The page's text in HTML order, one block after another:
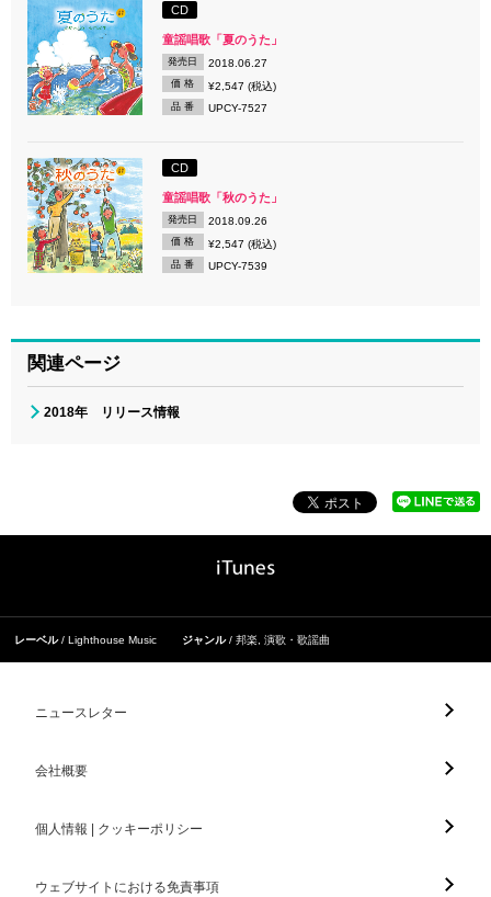
CD
童謡唱歌「夏のうた」
発売日 2018.06.27
価 格 ¥2,547 (税込)
品 番 UPCY-7527
CD
童謡唱歌「秋のうた」
発売日 2018.09.26
価 格 ¥2,547 (税込)
品 番 UPCY-7539
関連ページ
2018年 リリース情報
レーベル Lighthouse Music ジャンル 邦楽 演歌・歌謡曲
ニュースレター
会社概要
個人情報 | クッキーポリシー
ウェブサイトにおける免責事項